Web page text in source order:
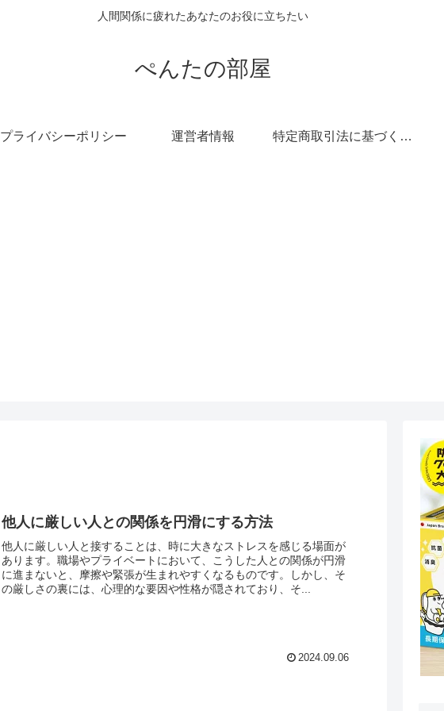
人間関係に疲れたあなたのお役に立ちたい
ぺんたの部屋
プライバシーポリシー 運営者情報 特定商取引法に基づく表記
他人に厳しい人との関係を円滑にする方法
他人に厳しい人と接することは、時に大きなストレスを感じる場面が
あります。職場やプライベートにおいて、こうした人との関係が円滑
に進まないと、摩擦や緊張が生まれやすくなるものです。しかし、そ
の厳しさの裏には、心理的な要因や性格が隠されており、そ...
2024.09.06